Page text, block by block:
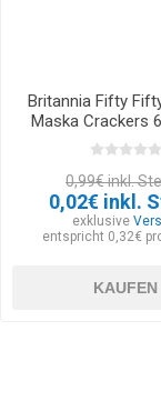
Britannia Fifty
Maska Crackers
12.03.2026
0,99€ inkl.
0,02€ inkl.
exklusive
entspricht 0,32€
KAUFEN